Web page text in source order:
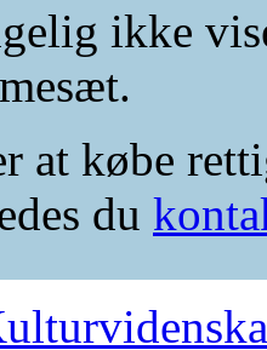
ikke
at købe
du